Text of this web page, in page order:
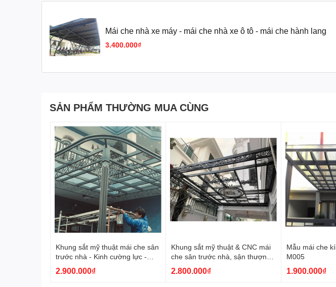
Mái che nhà xe máy - mái che nhà xe ô tô - mái che hành lang
3.400.000₫
SẢN PHẨM THƯỜNG MUA CÙNG
Khung sắt mỹ thuật mái che sân
trước nhà - Kinh cường lực -
MK150
2.900.000₫
Khung sắt mỹ thuật & CNC mái
che sân trước nhà, sận thượng
MK100
2.800.000₫
Mẫu mái che
M005
1.900.000₫